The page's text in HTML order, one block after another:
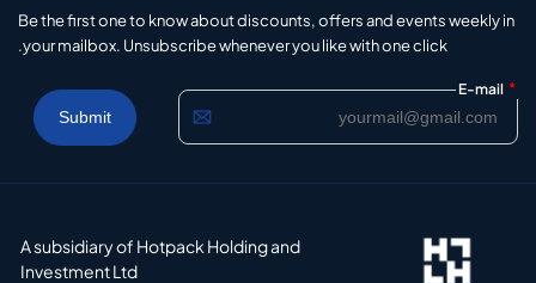
Be the first one to know about discounts, offers and events weekly in
your mailbox. Unsubscribe whenever you like with one click.
E-mail *
A subsidiary of Hotpack Holding and
Investment Ltd